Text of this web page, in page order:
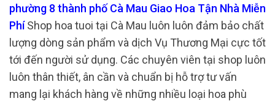
phường 8 thành phố Cà Mau Giao Hoa Tận Nhà Miễn
PhíShop hoa tuoi tại Cà Mau luôn luôn đảm bảo chất
lượng dòng sản phẩm và dịch Vụ Thương Mại cực tốt
tới đến người sử dụng. Các chuyên viên tại shop luôn
luôn thân thiết, ân cần và chuẩn bị hỗ trợ tư vấn
mang lại khách hàng về những nhiều loại hoa phù